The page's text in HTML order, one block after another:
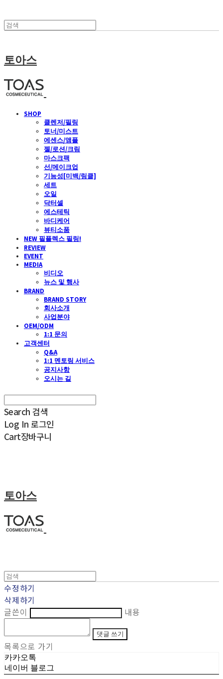
토아스
SHOP
클렌저/필링
토너/미스트
에센스/앰플
젤/로션/크림
마스크팩
선/메이크업
기능성[미백/링클]
세트
오일
닥터셀
에스테틱
바디케어
뷰티소품
NEW 필플렉스 필링!
REVIEW
EVENT
MEDIA
비디오
뉴스 및 행사
BRAND
BRAND STORY
회사소개
사업분야
OEM/ODM
1:1 문의
고객센터
Q&A
1:1 멘토링 서비스
공지사항
오시는 길
Search 검색
Log In 로그인
Cart장바구니
토아스
수정하기
삭제하기
글쓴이
내용
댓글 쓰기
목록으로 가기
카카오톡
네이버 블로그